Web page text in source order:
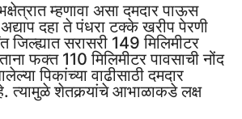
म्हणावा असा दमदार पाऊस
दहा ते पंधरा टक्के खरीप पेरणी
सरासरी 149 मिलिमीटर
फक्त 110 मिलिमीटर पावसाची नोंद
पिकांच्या वाढीसाठी दमदार
त्यामुळे शेतकर्‍यांचे आभाळाकडे लक्ष